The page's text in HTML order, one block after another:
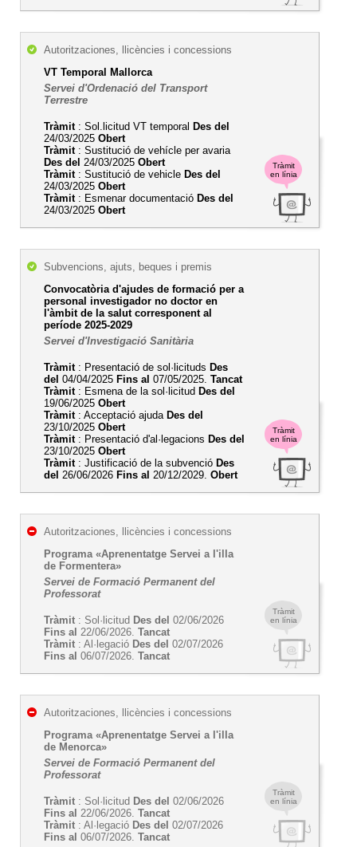
Tràmit
en línia
Autoritzaciones, llicències i concessions
VT Temporal Mallorca
Servei d'Ordenació del Transport
Terrestre
Tràmit: Sol.licitud VT temporal Des del
24/03/2025 Obert
Tràmit: Sustitució de vehícle per avaria
Des del 24/03/2025 Obert
Tràmit: Sustitució de vehicle Des del
24/03/2025 Obert
Tràmit: Esmenar documentació Des del
24/03/2025 Obert
Tràmit
en línia
Subvencions, ajuts, beques i premis
Convocatòria d'ajudes de formació per a
personal investigador no doctor en
l'àmbit de la salut corresponent al
període 2025-2029
Servei d'Investigació Sanitària
Tràmit: Presentació de sol·licituds Des
del 04/04/2025 Fins al 07/05/2025. Tancat
Tràmit: Esmena de la sol·licitud Des del
19/06/2025 Obert
Tràmit: Acceptació ajuda Des del
23/10/2025 Obert
Tràmit: Presentació d'al·legacions Des del
23/10/2025 Obert
Tràmit: Justificació de la subvenció Des
del 26/06/2026 Fins al 20/12/2029. Obert
Tràmit
en línia
Autoritzaciones, llicències i concessions
Programa «Aprenentatge Servei a l'illa
de Formentera»
Servei de Formació Permanent del
Professorat
Tràmit : Sol·licitud Des del 02/06/2026
Fins al 22/06/2026. Tancat
Tràmit : Al·legació Des del 02/07/2026
Fins al 06/07/2026. Tancat
Tràmit
en línia
Autoritzaciones, llicències i concessions
Programa «Aprenentatge Servei a l'illa
de Menorca»
Servei de Formació Permanent del
Professorat
Tràmit : Sol·licitud Des del 02/06/2026
Fins al 22/06/2026. Tancat
Tràmit : Al·legació Des del 02/07/2026
Fins al 06/07/2026. Tancat